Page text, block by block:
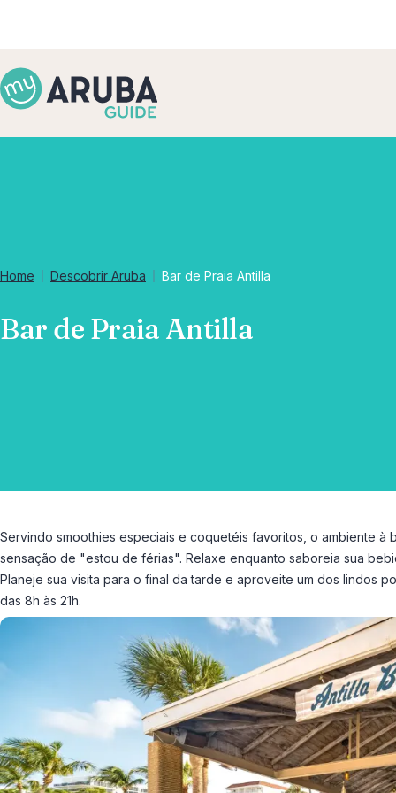
Home Descobrir Aruba Bar de Praia Antilla
Bar de Praia Antilla
Servindo smoothies especiais e coquetéis favoritos, o ambiente à
sensação de "estou de férias". Relaxe enquanto saboreia sua
Planeje sua visita para o final da tarde e aproveite um dos lindos
das 8h às 21h.